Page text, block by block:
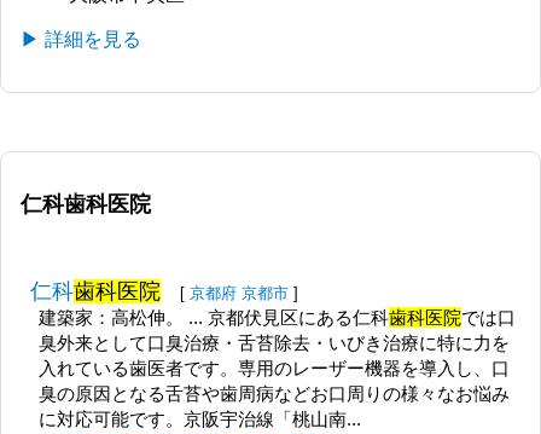
▶ 詳細を見る
仁科歯科医院
仁科歯科医院 [ 京都府 京都市 ]
建築家：高松伸。 ... 京都伏見区にある仁科歯科医院では口
臭外来として口臭治療・舌苔除去・いびき治療に特に力を
入れている歯医者です。専用のレーザー機器を導入し、口
臭の原因となる舌苔や歯周病などお口周りの様々なお悩み
に対応可能です。京阪宇治線「桃山南...